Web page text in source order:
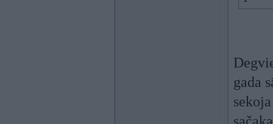
gada